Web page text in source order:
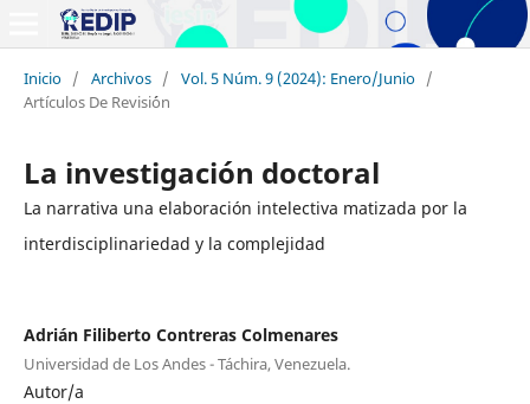
Inicio / Archivos / Vol. 5 Núm. 9 (2024): Enero/Junio /
Artículos De Revisi´ón
La investigación doctoral
La narrativa una elaboración intelectiva matizada por la
interdisciplinariedad y la complejidad
Adrián Filiberto Contreras Colmenares
Universidad de Los Andes - Táchira, Venezuela.
Autor/a